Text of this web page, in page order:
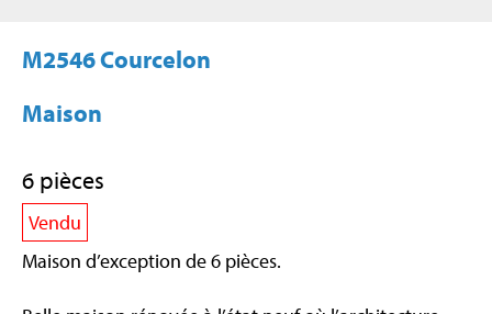
M2546 Courcelon
Maison
6 pièces
Vendu
Maison d’exception de 6 pièces.